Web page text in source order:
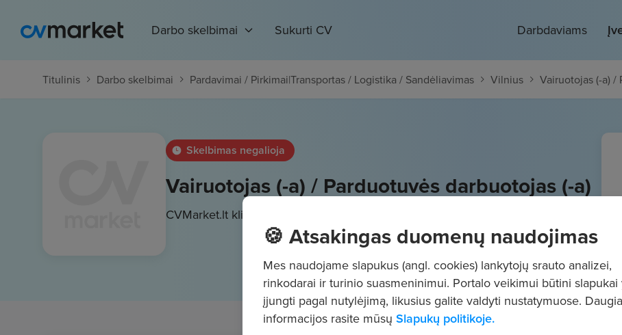
Darbo skelbimai Sukurti CV Darbdaviams
Titulinis Darbo skelbimai Pardavimai / Pirkimai|Transportas / Logistika / Sandėliavimas Vilnius Vairuotojas (-a) /
Skelbimas negalioja
Vairuotojas (-a) / Parduotuvės darbuotojas (-a)
CVMarket.lt klientas
🍪 Atsakingas duomenų naudojimas
Mes naudojame slapukus (angl. cookies) lankytojų srauto analizei,
rinkodarai ir turinio suasmeninimui. Portalo veikimui būtini slapukai
įjungti pagal nutylėjimą, likusius galite valdyti nustatymuose.
informacijos rasite mūsų Slapukų politikoje.